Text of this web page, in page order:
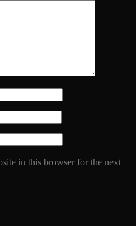
in this browser for the next